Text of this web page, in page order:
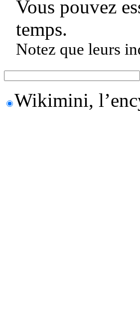
Vous pouvez
temps.
Notez que leurs
Wikimini,